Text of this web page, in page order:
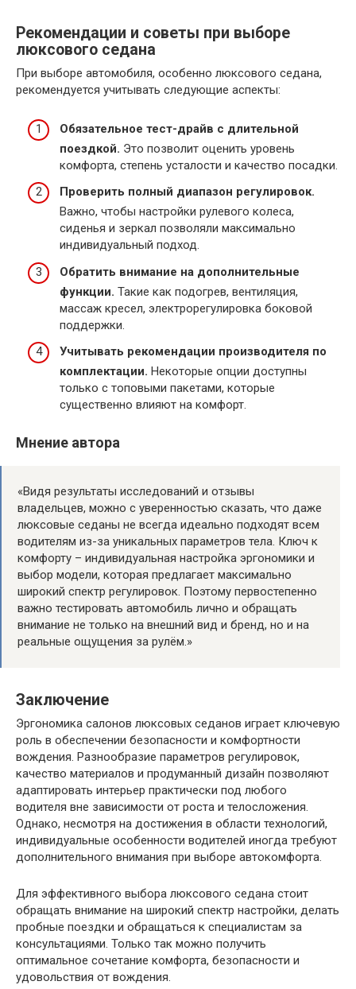
Рекомендации и советы при выборе
люксового седана
При выборе автомобиля, особенно люксового седана,
рекомендуется учитывать следующие аспекты:
Обязательное тест-драйв с длительной
поездкой. Это позволит оценить уровень
комфорта, степень усталости и качество посадки.
Проверить полный диапазон регулировок.
Важно, чтобы настройки рулевого колеса,
сиденья и зеркал позволяли максимально
индивидуальный подход.
Обратить внимание на дополнительные
функции. Такие как подогрев, вентиляция,
массаж кресел, электрорегулировка боковой
поддержки.
Учитывать рекомендации производителя по
комплектации. Некоторые опции доступны
только с топовыми пакетами, которые
существенно влияют на комфорт.
Мнение автора
«Видя результаты исследований и отзывы
владельцев, можно с уверенностью сказать, что даже
люксовые седаны не всегда идеально подходят всем
водителям из-за уникальных параметров тела. Ключ к
комфорту – индивидуальная настройка эргономики и
выбор модели, которая предлагает максимально
широкий спектр регулировок. Поэтому первостепенно
важно тестировать автомобиль лично и обращать
внимание не только на внешний вид и бренд, но и на
реальные ощущения за рулём.»
Заключение
Эргономика салонов люксовых седанов играет ключевую
роль в обеспечении безопасности и комфортности
вождения. Разнообразие параметров регулировок,
качество материалов и продуманный дизайн позволяют
адаптировать интерьер практически под любого
водителя вне зависимости от роста и телосложения.
Однако, несмотря на достижения в области технологий,
индивидуальные особенности водителей иногда требуют
дополнительного внимания при выборе автокомфорта.
Для эффективного выбора люксового седана стоит
обращать внимание на широкий спектр настройки, делать
пробные поездки и обращаться к специалистам за
консультациями. Только так можно получить
оптимальное сочетание комфорта, безопасности и
удовольствия от вождения.